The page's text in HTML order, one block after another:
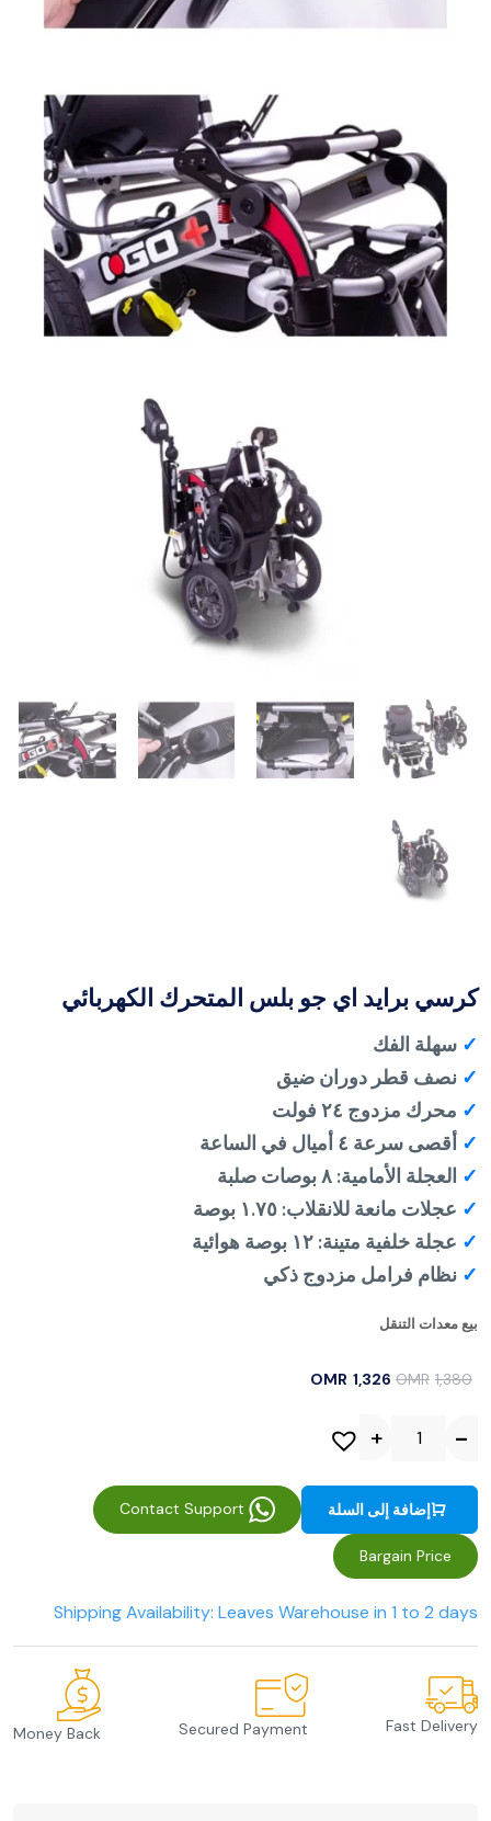
كرسي برايد اي جو بلس المتحرك الكهربائي
OMR 1,380
OMR 1,326
✓ سهلة الفك
✓ نصف قطر دوران ضيق
✓ محرك مزدوج ٢٤ فولت
✓ أقصى سرعة ٤ أميال في الساعة
✓ العجلة الأمامية: ٨ بوصات صلبة
✓ عجلات مانعة للانقلاب: ١.٧٥ بوصة
✓ عجلة خلفية متينة: ١٢ بوصة هوائية
✓ نظام فرامل مزدوج ذكي
بيع معدات التنقل
إضافة إلى السلة
Bargain Price
Shipping Availability: Leaves Warehouse in 1 to 2 days
Fast Delivery
Secured Payment
Money Back